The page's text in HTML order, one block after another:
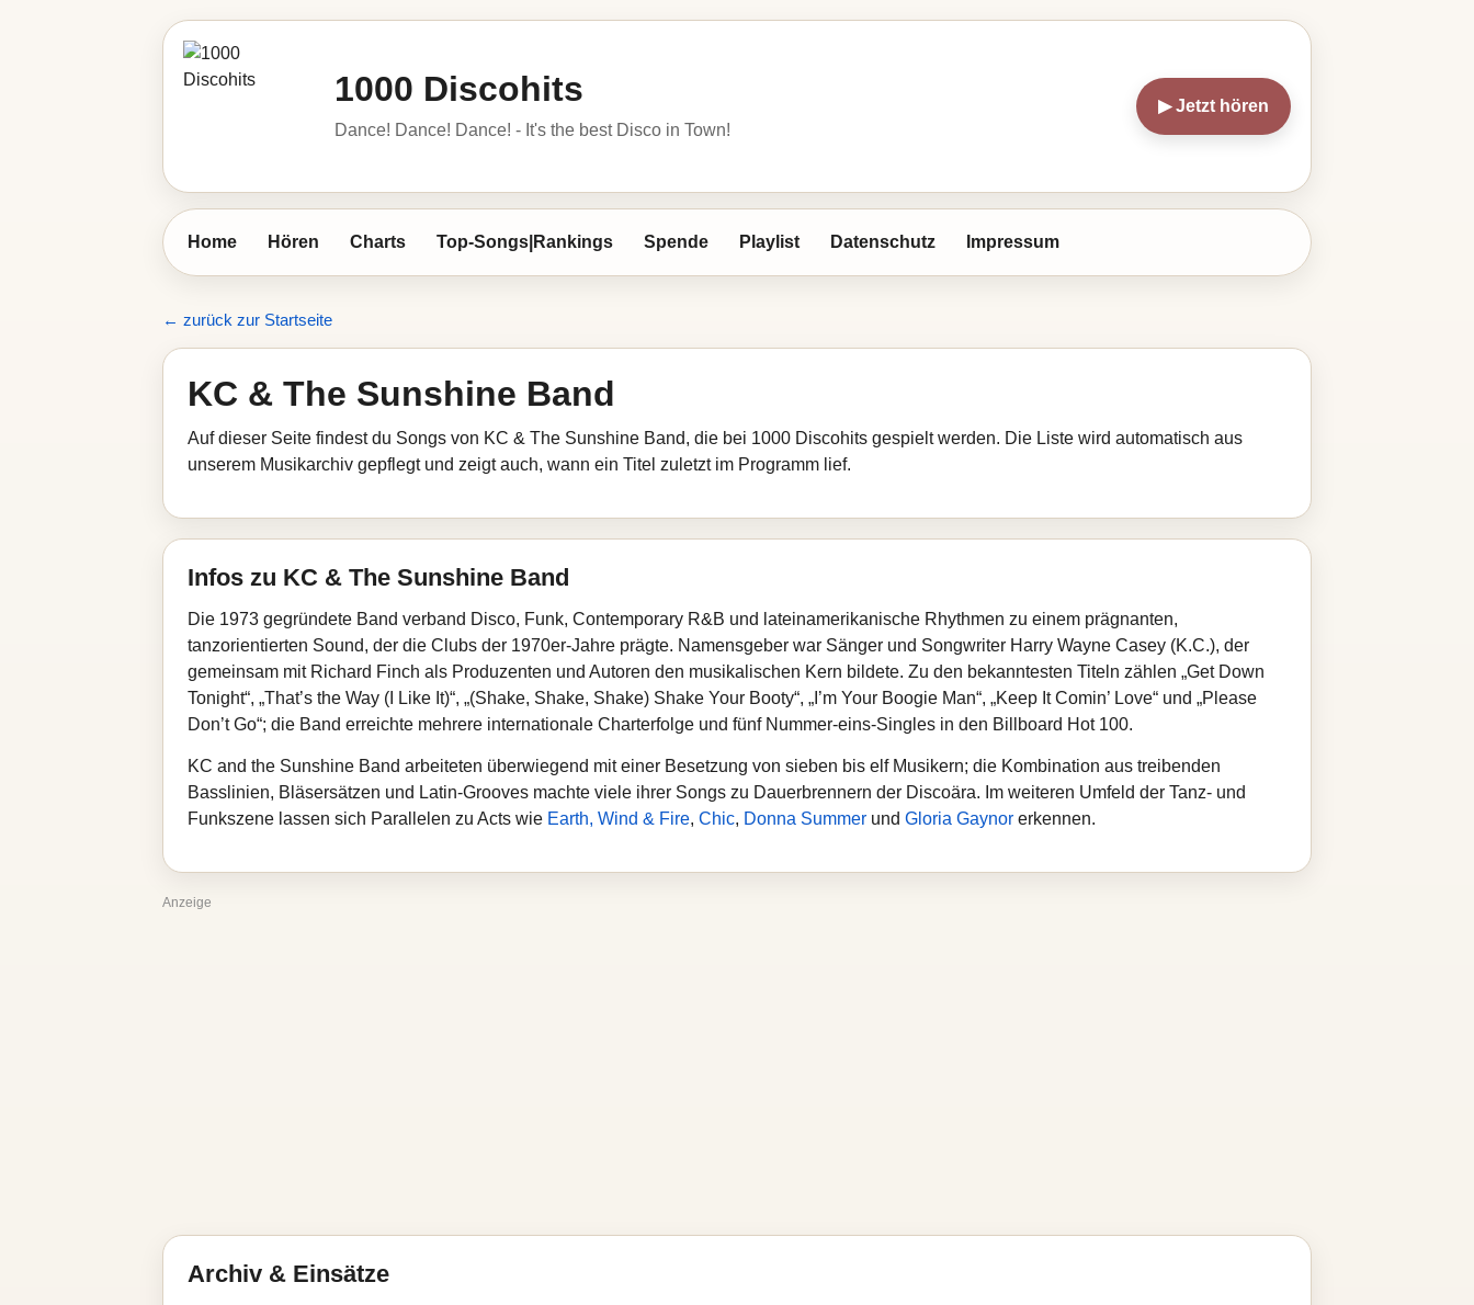
1000 Discohits
Dance! Dance! Dance! - It's the best Disco in Town!
▶ Jetzt hören
Home Hören Charts Top-Songs|Rankings Spende Playlist Datenschutz Impressum
← zurück zur Startseite
KC & The Sunshine Band
Auf dieser Seite findest du Songs von KC & The Sunshine Band, die bei 1000 Discohits gespielt werden. Die Liste wird automatisch aus
unserem Musikarchiv gepflegt und zeigt auch, wann ein Titel zuletzt im Programm lief.
Infos zu KC & The Sunshine Band
Die 1973 gegründete Band verband Disco, Funk, Contemporary R&B und lateinamerikanische Rhythmen zu einem prägnanten,
tanzorientierten Sound, der die Clubs der 1970er‑Jahre prägte. Namensgeber war Sänger und Songwriter Harry Wayne Casey (K.C.), der
gemeinsam mit Richard Finch als Produzenten und Autoren den musikalischen Kern bildete. Zu den bekanntesten Titeln zählen „Get Down
Tonight“, „That’s the Way (I Like It)“, „(Shake, Shake, Shake) Shake Your Booty“, „I’m Your Boogie Man“, „Keep It Comin’ Love“ und „Please
Don’t Go“; die Band erreichte mehrere internationale Charterfolge und fünf Nummer‑eins‑Singles in den Billboard Hot 100.
KC and the Sunshine Band arbeiteten überwiegend mit einer Besetzung von sieben bis elf Musikern; die Kombination aus treibenden
Basslinien, Bläsersätzen und Latin‑Grooves machte viele ihrer Songs zu Dauerbrennern der Discoära. Im weiteren Umfeld der Tanz‑ und
Funkszene lassen sich Parallelen zu Acts wie Earth, Wind & Fire, Chic, Donna Summer und Gloria Gaynor erkennen.
Anzeige
Archiv & Einsätze